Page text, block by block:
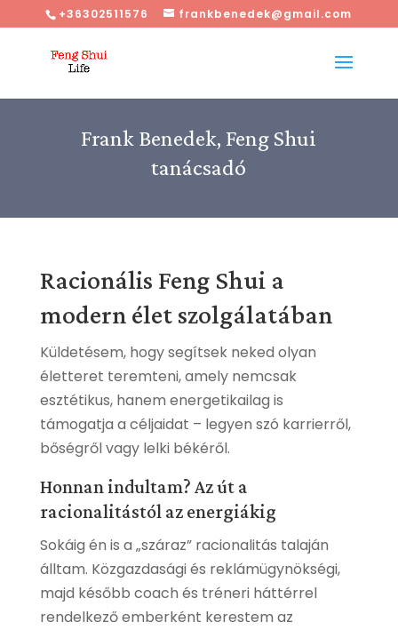
+36302511576 frankbenedek@gmail.com
Frank Benedek, Feng Shui
tanácsadó
Racionális Feng Shui a
modern élet szolgálatában
Küldetésem, hogy segítsek neked olyan
életteret teremteni, amely nemcsak
esztétikus, hanem energetikailag is
támogatja a céljaidat – legyen szó karrierről,
bőségről vagy lelki békéről.
Honnan indultam? Az út a
racionalitástól az energiákig
Sokáig én is a „száraz” racionalitás talaján
álltam. Közgazdasági és reklámügynökségi,
majd később coach és tréneri háttérrel
rendelkező emberként kerestem az